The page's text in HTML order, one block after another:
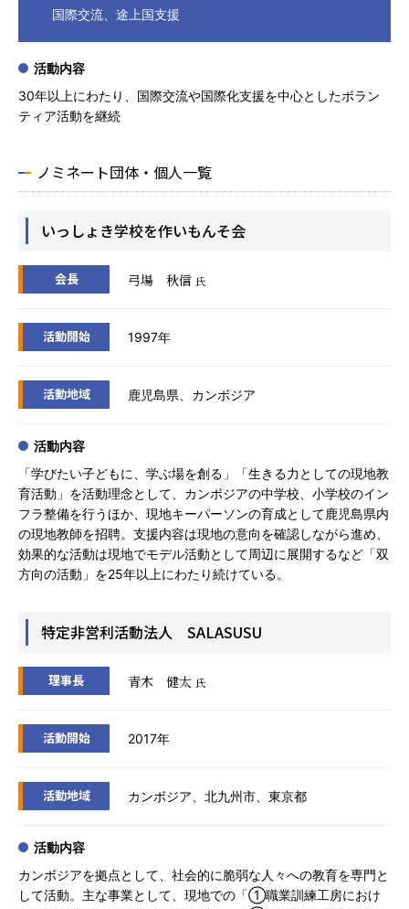
国際交流、途上国支援
活動内容
30年以上にわたり、国際交流や国際化支援を中心としたボラン
ティア活動を継続
ノミネート団体・個人一覧
いっしょき学校を作いもんそ会
会長 弓場 秋信 氏
活動開始 1997年
活動地域 鹿児島県、カンボジア
活動内容
「学びたい子どもに、学ぶ場を創る」「生きる力としての現地教
育活動」を活動理念として、カンボジアの中学校、小学校のイン
フラ整備を行うほか、現地キーパーソンの育成として鹿児島県内
の現地教師を招聘。支援内容は現地の意向を確認しながら進め、
効果的な活動は現地でモデル活動として周辺に展開するなど「双
方向の活動」を25年以上にわたり続けている。
特定非営利活動法人 SALASUSU
理事長 青木 健太 氏
活動開始 2017年
活動地域 カンボジア、北九州市、東京都
活動内容
カンボジアを拠点として、社会的に脆弱な人々への教育を専門と
して活動。主な事業として、現地での「①職業訓練工房におけ